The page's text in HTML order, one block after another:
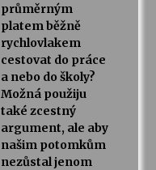
průměrným
platem běžně
rychlovlakem
cestovat do práce
a nebo do školy?
Možná použiju
také zcestný
argument, ale aby
našim potomkům
nezůstal jenom